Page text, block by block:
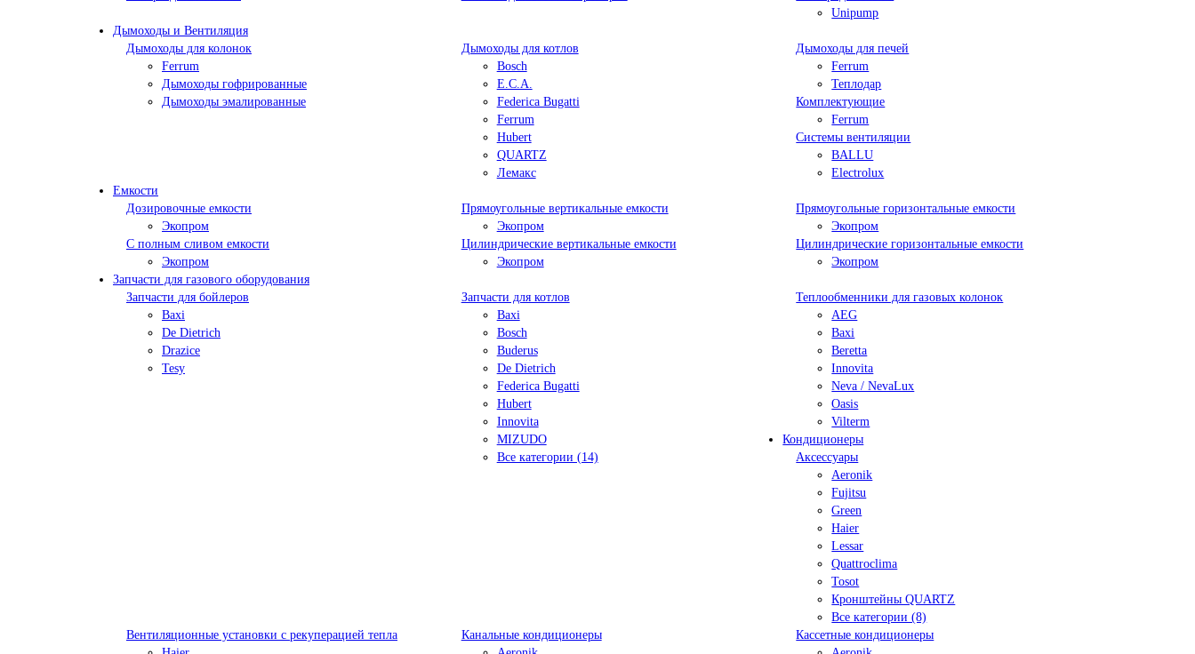
Unipump
Дымоходы и Вентиляция
Дымоходы для колонок
Ferrum
Дымоходы гофрированные
Дымоходы эмалированные
Дымоходы для котлов
Bosch
E.C.A.
Federica Bugatti
Ferrum
Hubert
QUARTZ
Лемакс
Дымоходы для печей
Ferrum
Теплодар
Комплектующие
Ferrum
Системы вентиляции
BALLU
Electrolux
Емкости
Дозировочные емкости
Экопром
Прямоугольные вертикальные емкости
Экопром
Прямоугольные горизонтальные емкости
Экопром
С полным сливом емкости
Экопром
Цилиндрические вертикальные емкости
Экопром
Цилиндрические горизонтальные емкости
Экопром
Запчасти для газового оборудования
Запчасти для бойлеров
Baxi
De Dietrich
Drazice
Tesy
Запчасти для котлов
Baxi
Bosch
Buderus
De Dietrich
Federica Bugatti
Hubert
Innovita
MIZUDO
Все категории (14)
Теплообменники для газовых колонок
AEG
Baxi
Beretta
Innovita
Neva / NevaLux
Oasis
Vilterm
Кондиционеры
Аксессуары
Aeronik
Fujitsu
Green
Haier
Lessar
Quattroclima
Tosot
Кронштейны QUARTZ
Все категории (8)
Вентиляционные установки с рекуперацией тепла
Канальные кондиционеры
Кассетные кондиционеры